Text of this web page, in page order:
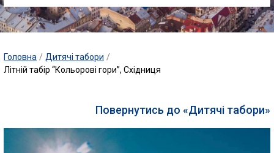
Головна / Дитячі табори /
Літній табір “Кольорові гори”, Східниця
Повернутись до «Дитячі табори»